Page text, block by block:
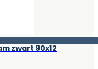
zwart 90x12